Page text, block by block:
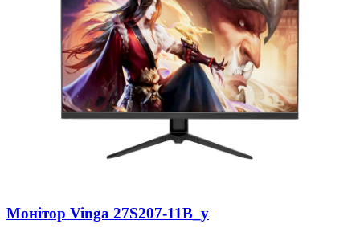
Монітор Vinga 27S207-11B_у